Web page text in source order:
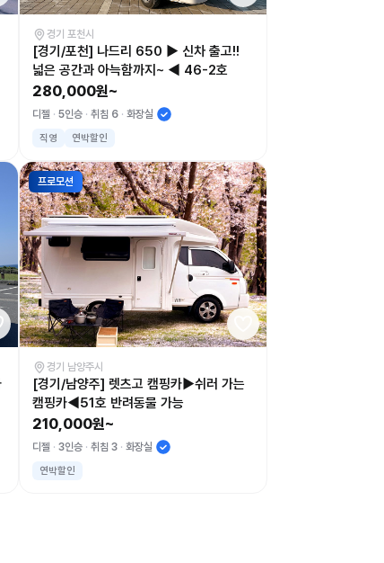
경기 포천시
[경기/포천] 나드리 650 ▶ 신차 출고!!
넓은 공간과 아늑함까지~ ◀ 46-2호
280,000원~
디젤 5인승 취침 6 화장실
직영 연박할인
프로모션
경기 남양주시
[경기/남양주] 렛츠고 캠핑카▶쉬러 가는
캠핑카◀51호 반려동물 가능
210,000원~
디젤 3인승 취침 3 화장실
연박할인